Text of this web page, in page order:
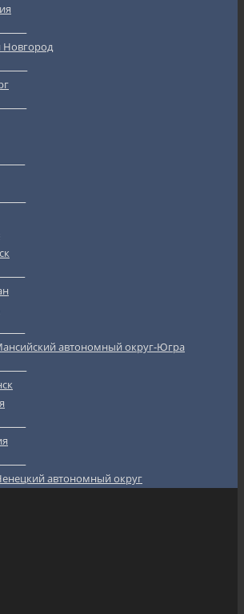
автономный округ-Югра
автономный округ